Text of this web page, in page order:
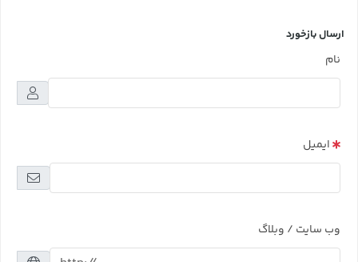
ارسال بازخورد
نام
ایمیل
وب سایت / وبلاگ